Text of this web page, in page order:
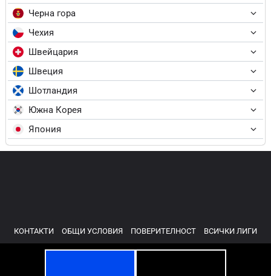
Черна гора
Чехия
Швейцария
Швеция
Шотландия
Южна Корея
Япония
КОНТАКТИ ОБЩИ УСЛОВИЯ ПОВЕРИТЕЛНОСТ ВСИЧКИ ЛИГИ